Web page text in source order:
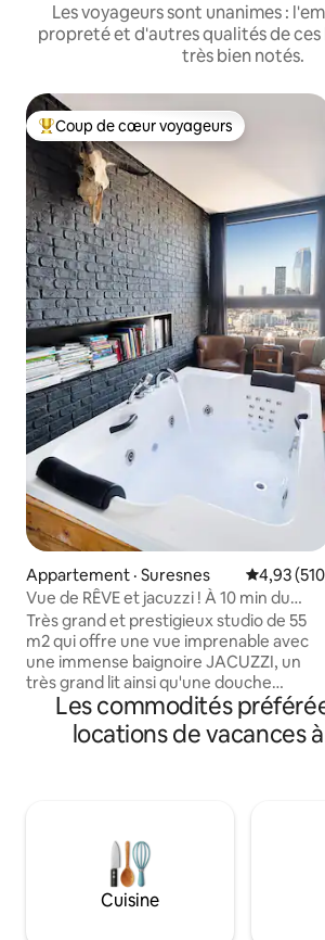
Les voyageurs sont unanimes :
propreté et d'autres qualités de
très bien notés.
Coup de cœur voyageurs parmi les plus
Coup de cœur voyageurs
Appartement · Suresnes Note
4,93
Vue de RÊVE et jacuzzi ! À 10 min du
centre de PARIS !
Très grand et prestigieux studio de 55
m2 qui offre une vue imprenable avec
une immense baignoire JACUZZI, un
très grand lit ainsi qu'une douche
italienne. Situé dans un quartier calme
sûr à 10 minutes de la célèbre avenue
des Champs-Élysées (centre de Paris).
placées en forme de cœur sur le lit (une
pancarte Joyeux anniversaire peut être
ajoutée) et pour 175 €, il est livré avec
une bonne bouteille de champagne et
Les commodités
locations de vacances
Cuisine